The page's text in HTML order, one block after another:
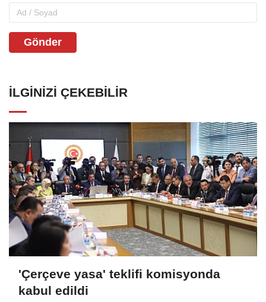
Gönder
İLGINIZI ÇEKEBILIR
'Çerçeve yasa' teklifi komisyonda
kabul edildi